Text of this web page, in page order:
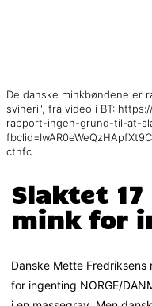
De danske minkbøndene er
svineri", fra video i BT:
rapport-ingen-grund-til-at-
ctnfc
Slaktet
mink for
Danske Mette Fredriksens
for ingenting NORGE/